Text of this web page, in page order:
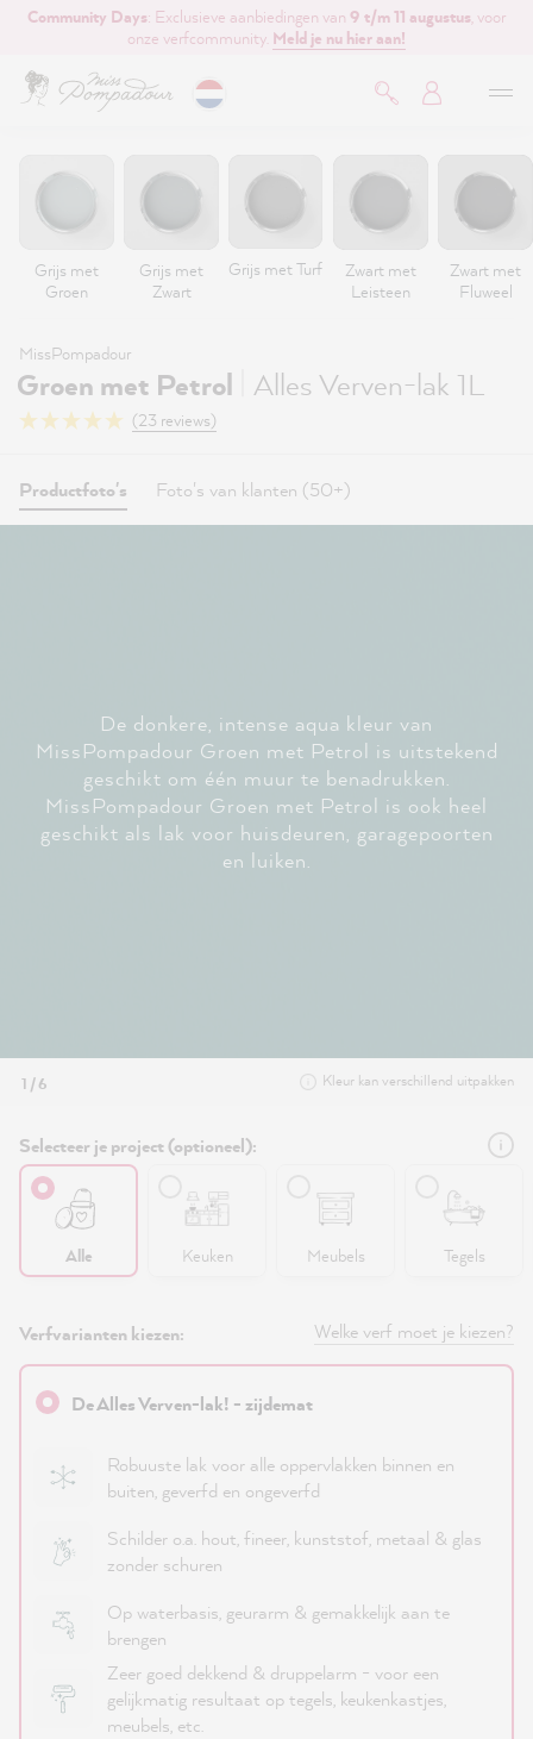
hoofdinhoud
Community Days: Exclusieve aanbiedingen van 9 t/m 11 augustus , voor
onze verfcommunity. Meld je nu hier aan!
Grijs met
Groen
Grijs met
Zwart
Grijs met Turf
Zwart met
Leisteen
Zwart met
Fluweel
MissPompadour
Groen met Petrol Alles Verven-lak 1L
(23 reviews)
Productfoto's Foto's van klanten (50+)
De donkere, intense aqua kleur van
MissPompadour Groen met Petrol is uitstekend
geschikt om één muur te benadrukken.
MissPompadour Groen met Petrol is ook heel
geschikt als lak voor huisdeuren, garagepoorten
en luiken.
1 / 6 Kleur kan verschillend uitpakken
Selecteer je project (optioneel):
Alle Keuken Meubels Tegels
Verfvarianten kiezen: Welke verf moet je kiezen?
De Alles Verven-lak! - zijdemat
Robuuste lak voor alle oppervlakken binnen en
buiten, geverfd en ongeverfd
Schilder o.a. hout, fineer, kunststof, metaal & glas
zonder schuren
Op waterbasis, geurarm & gemakkelijk aan te
brengen
Zeer goed dekkend & druppelarm - voor een
gelijkmatig resultaat op tegels, keukenkastjes,
meubels, etc.